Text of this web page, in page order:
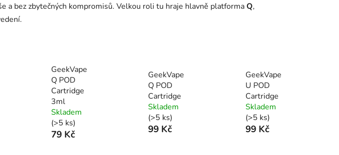
a bez zbytečných kompromisů. Velkou roli tu hraje hlavně platformaQ,
GeekVape
Q POD
Cartridge
3ml
Skladem
(>5 ks)
79 Kč
GeekVape
Q POD
Cartridge
Skladem
(>5 ks)
99 Kč
GeekVape
U POD
Cartridge
Skladem
(>5 ks)
99 Kč